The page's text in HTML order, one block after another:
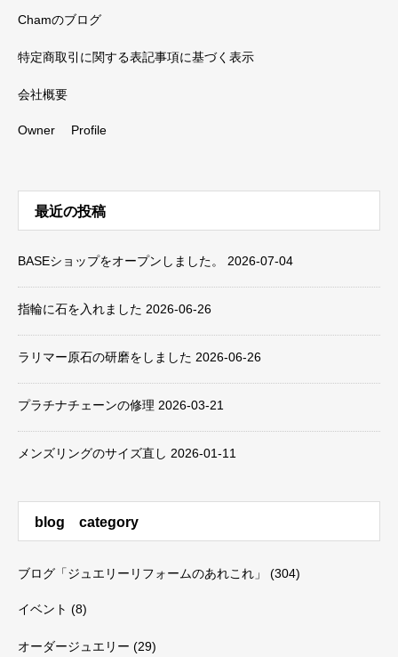
Chamのブログ
特定商取引に関する表記事項に基づく表示
会社概要
Owner Profile
最近の投稿
BASEショップをオープンしました。 2026-07-04
指輪に石を入れました 2026-06-26
ラリマー原石の研磨をしました 2026-06-26
プラチナチェーンの修理 2026-03-21
メンズリングのサイズ直し 2026-01-11
blog category
ブログ「ジュエリーリフォームのあれこれ」 (304)
イベント (8)
オーダージュエリー (29)